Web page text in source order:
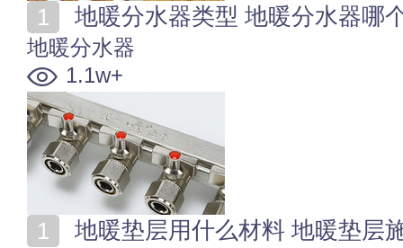
地暖分水器类型 地暖分水器哪
地暖分水器
1.1w+
地暖垫层用什么材料 地暖垫层